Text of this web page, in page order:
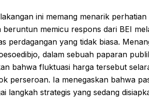
ini memang menarik
beruntun memicu respons dari BEI
perdagangan yang tidak biasa.
dalam sebuah paparan
bahwa fluktuasi harga tersebut
perseroan. Ia menegaskan bahwa
langkah strategis yang sedang